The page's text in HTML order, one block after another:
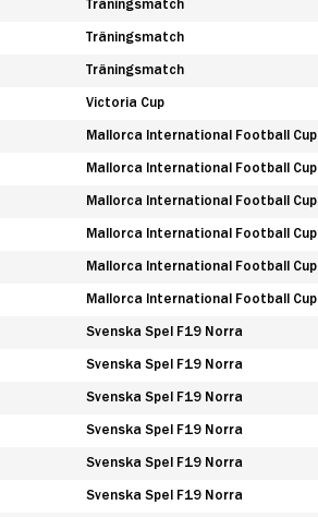
Träningsmatch
Träningsmatch
Träningsmatch
Victoria Cup
Mallorca International Football Cup
Mallorca International Football Cup
Mallorca International Football Cup
Mallorca International Football Cup
Mallorca International Football Cup
Mallorca International Football Cup
Svenska Spel F19 Norra
Svenska Spel F19 Norra
Svenska Spel F19 Norra
Svenska Spel F19 Norra
Svenska Spel F19 Norra
Svenska Spel F19 Norra